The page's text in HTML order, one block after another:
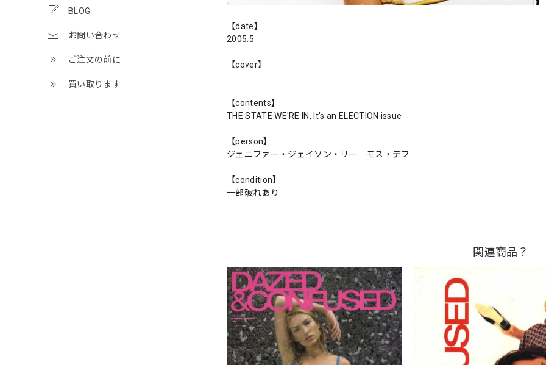
BLOG
お問い合わせ
ご注文の前に
買い取ります
【date】
2005.5
【cover】
【contents】
THE STATE WE'RE IN, It's an ELECTION issue
【person】
ジェニファー・ジェイソン・リー モス・デフ
【condition】
一部破れあり
関連商品？